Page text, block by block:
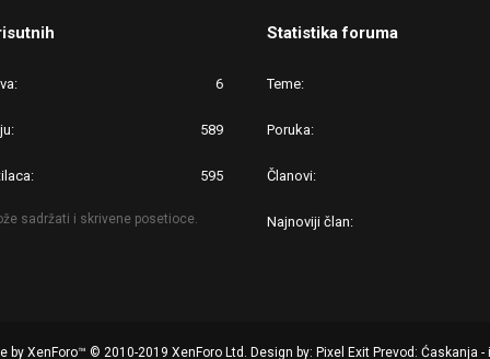
6
589
595
sadržati i skrivene posetioce.
Statistika foruma
Teme
Poruka
Članovi
Najnoviji član
by XenForo™ © 2010-2019 XenForo Ltd. Design by: Pixel Exit Prevod: Ćaskanja